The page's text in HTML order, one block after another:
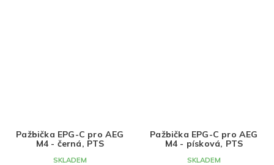
Pažbička EPG-C pro AEG
M4 - černá, PTS
SKLADEM
Pažbička EPG-C pro AEG
M4 - písková, PTS
SKLADEM